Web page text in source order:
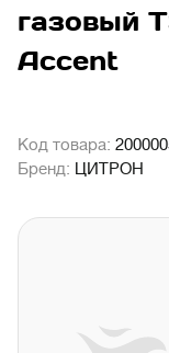
газовый
Accent
Код товара:
Бренд: ЦИТРОН